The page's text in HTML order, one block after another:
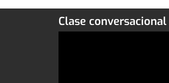
Clase conversacional